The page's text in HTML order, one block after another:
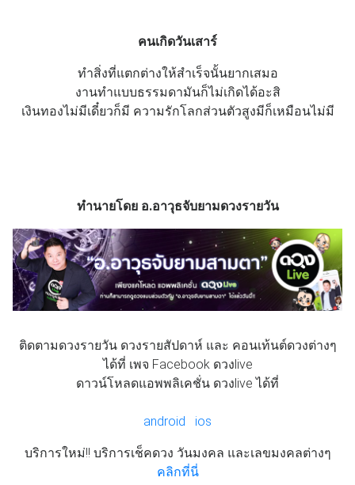
คนเกิดวันเสาร์
ทำสิ่งที่แตกต่างให้สำเร็จนั้นยากเสมอ
งานทำแบบธรรมดามันก็ไม่เกิดได้อะสิ
เงินทองไม่มีเดี๋ยวก็มี ความรักโลกส่วนตัวสูงมีก็เหมือนไม่มี
ทำนายโดย อ.อาวุธจับยามดวงรายวัน
ติดตามดวงรายวัน ดวงรายสัปดาห์ และ คอนเท้นต์ดวงต่างๆ
ได้ที่ เพจ Facebook ดวงlive
ดาวน์โหลดแอพพลิเคชั่น ดวงlive ได้ที่
android ios
บริการใหม่!! บริการเช็คดวง วันมงคล และเลขมงคลต่างๆ
คลิกที่นี่